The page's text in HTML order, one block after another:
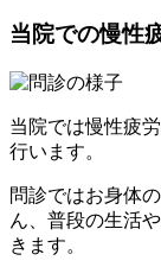
当院での慢性
当院では慢性疲
行います。
問診ではお身体
ん、普段の生活
きます。